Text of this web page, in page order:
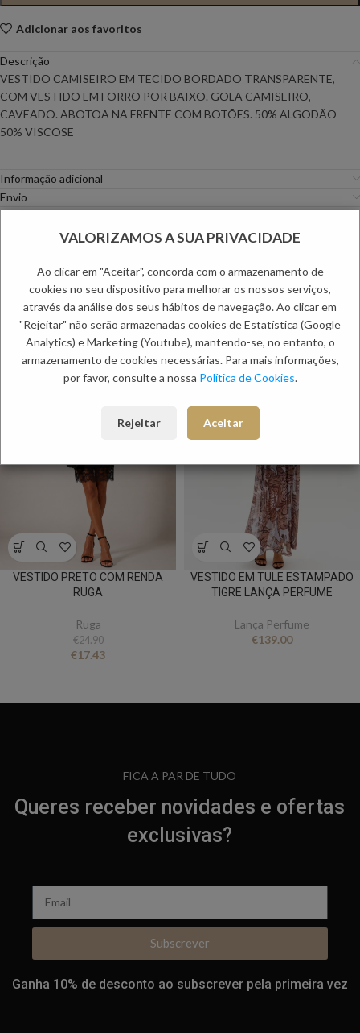
Adicionar aos favoritos
Descrição
VESTIDO CAMISEIRO EM TECIDO BORDADO TRANSPARENTE,
COM VESTIDO EM FORRO POR BAIXO. GOLA CAMISEIRO,
CAVEADO. ABOTOA NA FRENTE COM BOTÕES. 50% ALGODÃO
50% VISCOSE
Informação adicional
Envio
Trocas e Devoluções
Categorias:Mulher, Vestidos
PRODUTOS RELACIONADOS:
NOVO -30%
VESTIDO PRETO COM RENDA
RUGA
Ruga
€24.90
€17.43
NOVO
VESTIDO EM TULE ESTAMPADO
TIGRE LANÇA PERFUME
Lança Perfume
€139.00
FICA A PAR DE TUDO
Queres receber novidades e ofertas
exclusivas?
Subscrever
Ganha 10% de desconto ao subscrever pela primeira vez
VALORIZAMOS A SUA PRIVACIDADE
Ao clicar em "Aceitar", concorda com o armazenamento de
cookies no seu dispositivo para melhorar os nossos serviços,
através da análise dos seus hábitos de navegação. Ao clicar em
"Rejeitar" não serão armazenadas cookies de Estatística (Google
Analytics) e Marketing (Youtube), mantendo-se, no entanto, o
armazenamento de cookies necessárias. Para mais informações,
por favor, consulte a nossa Política de Cookies.
Rejeitar Aceitar